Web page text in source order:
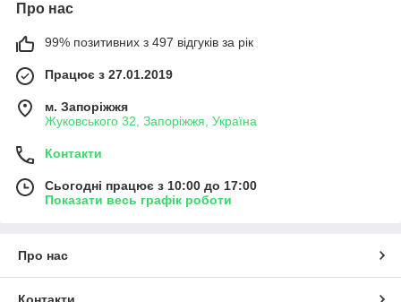
Про нас
99% позитивних з 497 відгуків за рік
Працює з 27.01.2019
м. Запоріжжя
Жуковського 32, Запоріжжя, Україна
Контакти
Сьогодні працює з 10:00 до 17:00
Показати весь графік роботи
Про нас